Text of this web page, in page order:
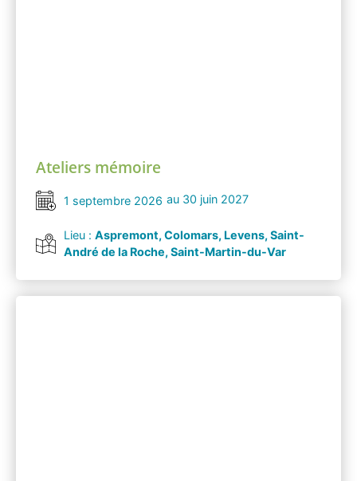
Ateliers mémoire
1 septembre 2026 au 30 juin 2027
Lieu : Aspremont, Colomars, Levens, Saint-
André de la Roche, Saint-Martin-du-Var